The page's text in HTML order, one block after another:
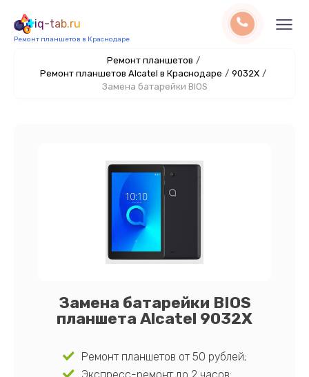
iq-tab.ru
Ремонт планшетов в Краснодаре
Ремонт планшетов /
Ремонт планшетов Alcatel в Краснодаре / 9032X /
Замена батарейки BIOS
Замена батарейки BIOS
планшета Alcatel 9032X
Ремонт планшетов от 50 рублей;